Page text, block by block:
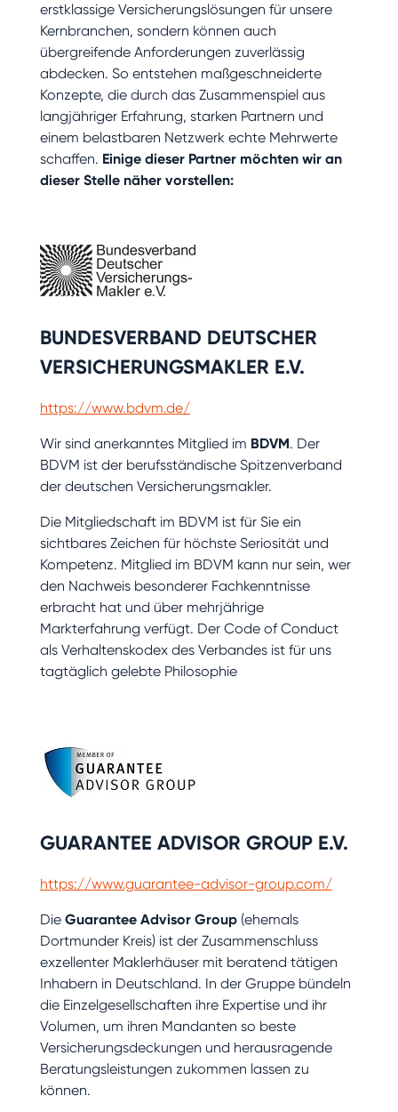
erstklassige Versicherungslösungen für unsere
Kernbranchen, sondern können auch
übergreifende Anforderungen zuverlässig
abdecken. So entstehen maßgeschneiderte
Konzepte, die durch das Zusammenspiel aus
langjähriger Erfahrung, starken Partnern und
einem belastbaren Netzwerk echte Mehrwerte
schaffen. Einige dieser Partner möchten wir an
dieser Stelle näher vorstellen:
BUNDESVERBAND DEUTSCHER
VERSICHERUNGSMAKLER E.V.
https://www.bdvm.de/
Wir sind anerkanntes Mitglied im BDVM. Der
BDVM ist der berufsständische Spitzenverband
der deutschen Versicherungsmakler.
Die Mitgliedschaft im BDVM ist für Sie ein
sichtbares Zeichen für höchste Seriosität und
Kompetenz. Mitglied im BDVM kann nur sein, wer
den Nachweis besonderer Fachkenntnisse
erbracht hat und über mehrjährige
Markterfahrung verfügt. Der Code of Conduct
als Verhaltenskodex des Verbandes ist für uns
tagtäglich gelebte Philosophie
GUARANTEE ADVISOR GROUP E.V.
https://www.guarantee-advisor-group.com/
Die Guarantee Advisor Group(ehemals
Dortmunder Kreis) ist der Zusammenschluss
exzellenter Maklerhäuser mit beratend tätigen
Inhabern in Deutschland. In der Gruppe bündeln
die Einzelgesellschaften ihre Expertise und ihr
Volumen, um ihren Mandanten so beste
Versicherungsdeckungen und herausragende
Beratungsleistungen zukommen lassen zu
können.